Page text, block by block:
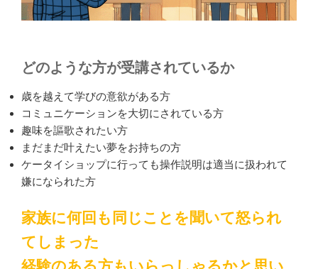
どのような方が受講されているか
歳を越えて学びの意欲がある方
コミュニケーションを大切にされている方
趣味を謳歌されたい方
まだまだ叶えたい夢をお持ちの方
ケータイショップに行っても操作説明は適当に扱われて
嫌になられた方
家族に何回も同じことを聞いて怒られ
てしまった